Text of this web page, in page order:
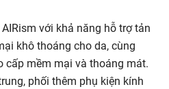
với khả năng hỗ trợ tản
khô thoáng cho da, cùng
cấp mềm mại và thoáng mát.
phối thêm phụ kiện kính